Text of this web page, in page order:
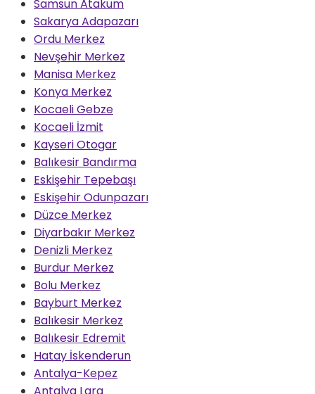
Samsun Atakum
Sakarya Adapazarı
Ordu Merkez
Nevşehir Merkez
Manisa Merkez
Konya Merkez
Kocaeli Gebze
Kocaeli İzmit
Kayseri Otogar
Balıkesir Bandırma
Eskişehir Tepebaşı
Eskişehir Odunpazarı
Düzce Merkez
Diyarbakır Merkez
Denizli Merkez
Burdur Merkez
Bolu Merkez
Bayburt Merkez
Balıkesir Merkez
Balıkesir Edremit
Hatay İskenderun
Antalya-Kepez
Antalya Lara